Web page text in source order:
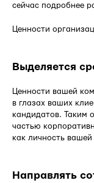
сейчас подробнее
Ценности
Выделяется
Ценности вашей
в глазах ваших
кандидатов. Таким
частью
как личность
Направлять